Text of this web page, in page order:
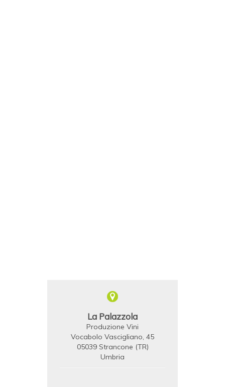
La Palazzola
Produzione Vini
Vocabolo Vascigliano, 45
05039 Strancone (TR)
Umbria